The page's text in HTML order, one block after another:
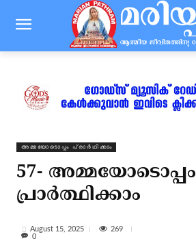
⁠അമ്മയോടൊപ്പം പ്രാർഥിക്കാം
57- അമ്മയോടൊപ്പം
പ്രാർത്ഥിക്കാം
August 15, 2025
269
0